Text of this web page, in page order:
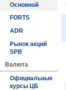
Основной
FORTS
ADR
Рынок акций
SPB
Валюта
Официальные
курсы ЦБ